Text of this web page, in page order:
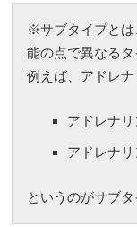
※サブタイプとは
能の点で異なるタ
例えば、アドレナ
アドレナリ
アドレナリ
というのがサブタ